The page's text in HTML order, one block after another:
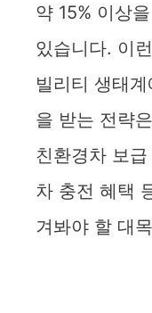
약 15% 이상
있습니다. 이
빌리티 생태
을 받는 전략
친환경차 보
차 충전 혜택
겨봐야 할 대